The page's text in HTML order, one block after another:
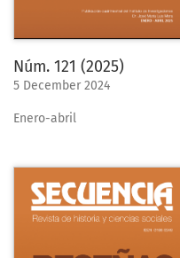
Núm. 121 (2025)
5 December 2024
Enero-abril